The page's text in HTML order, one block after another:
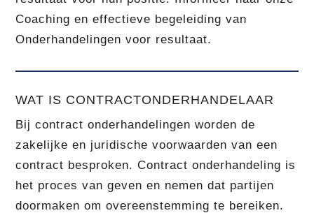
Coaching en effectieve begeleiding van
Onderhandelingen voor resultaat.
WAT IS CONTRACTONDERHANDELAAR
Bij contract onderhandelingen worden de
zakelijke en juridische voorwaarden van een
contract besproken. Contract onderhandeling is
het proces van geven en nemen dat partijen
doormaken om overeenstemming te bereiken.